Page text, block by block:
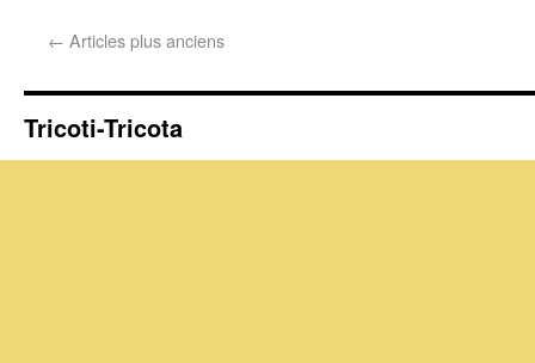
← Articles plus anciens
Tricoti-Tricota